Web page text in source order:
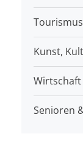
Kunst,
Senioren